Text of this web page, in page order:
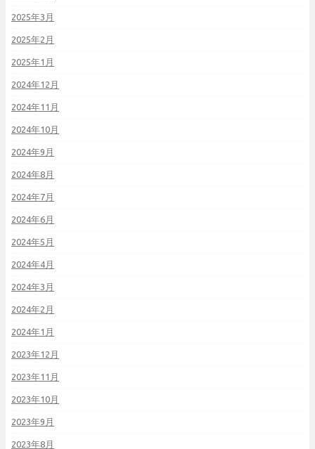
2025年3月
2025年2月
2025年1月
2024年12月
2024年11月
2024年10月
2024年9月
2024年8月
2024年7月
2024年6月
2024年5月
2024年4月
2024年3月
2024年2月
2024年1月
2023年12月
2023年11月
2023年10月
2023年9月
2023年8月